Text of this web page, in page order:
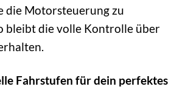
die Motorsteuerung zu
bleibt die volle Kontrolle über
Fahrstufen für dein perfektes